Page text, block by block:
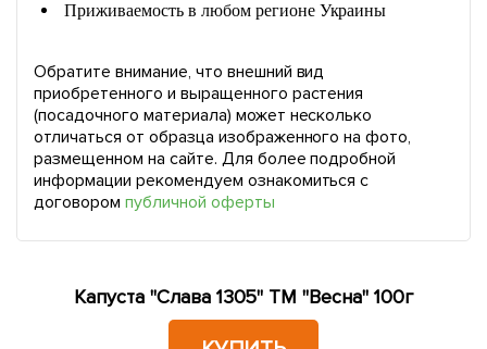
Приживаемость в любом регионе Украины
Обратите внимание, что внешний вид
приобретенного и выращенного растения
(посадочного материала) может несколько
отличаться от образца изображенного на фото,
размещенном на сайте. Для более подробной
информации рекомендуем ознакомиться с
договором публичной оферты
Капуста "Слава 1305" ТМ "Весна" 100г